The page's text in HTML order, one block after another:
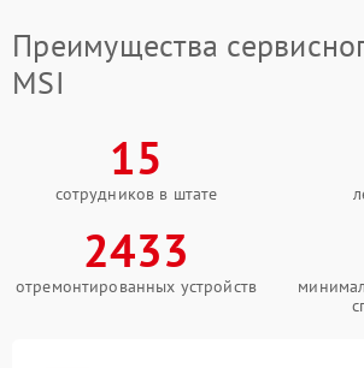
Преимущества
MSI
15
сотрудников в штате
2433
отремонтированных устройств